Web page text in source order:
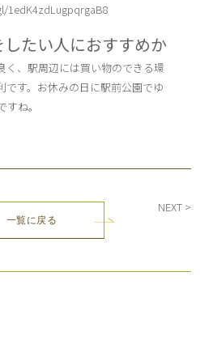
1edK4zdLugpqrgaB8
たい人におすすめか
く、駅周辺には買い物のできる環
です。お休みの日に駅前公園でゆ
ね。
NEXT >
一覧に戻る